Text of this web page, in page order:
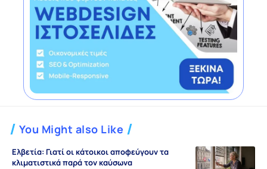
You Might also Like
Ελβετία: Γιατί οι κάτοικοι αποφεύγουν τα
κλιματιστικά παρά τον καύσωνα